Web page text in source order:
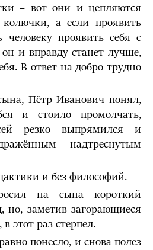
– вот они и цепляются
а если проявить
проявить себя с
и вправду станет лучше,
В ответ на добро трудно
Пётр Иванович понял,
и стоило промолчать,
резко выпрямился и
надтреснутым
и без философий.
на сына короткий
но, заметив загорающиеся
этот раз стерпел.
понесло, и снова полез